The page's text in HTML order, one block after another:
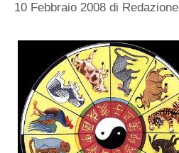
10 Febbraio 2008 di Redazione